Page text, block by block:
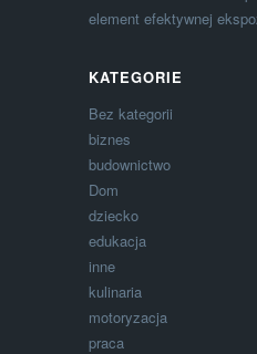
element efektywnej
KATEGORIE
Bez kategorii
biznes
budownictwo
Dom
dziecko
edukacja
inne
kulinaria
motoryzacja
praca